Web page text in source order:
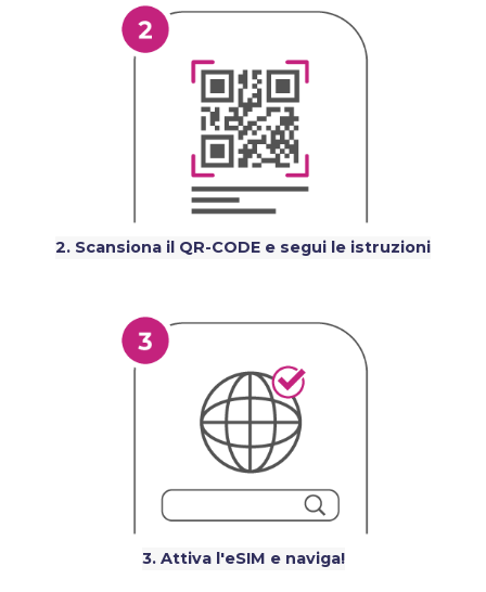
2. Scansiona il QR-CODE e segui le istruzioni
3. Attiva l'eSIM e naviga!